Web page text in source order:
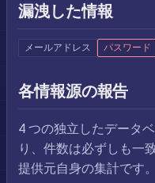
漏洩した情報
メールアドレス パスワード
各情報源の報告
4 つの独立したデータ
り、件数は必ずしも一
提供元自身の集計です。